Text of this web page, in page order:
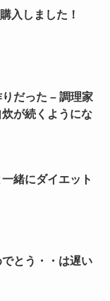
入しました！
だった – 調理家
が続くようにな
緒にダイエット
とう・・は遅い